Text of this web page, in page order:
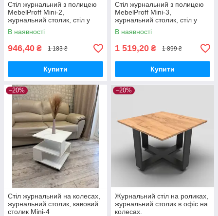
Стіл журнальний з полицею
MebelProff Mini-2,
журнальний столик, стіл у
вітальню
В наявності
946,40 ₴ 1 183 ₴
Купити
Стіл журнальний з полицею
MebelProff Mini-3,
журнальний столик, стіл у
вітальню
В наявності
1 519,20 ₴ 1 899 ₴
Купити
–20%
Стіл журнальний на колесах,
журнальний столик, кавовий
столик Mini-4
–20%
Журнальний стіл на роликах,
журнальний столик в офіс на
колесах.